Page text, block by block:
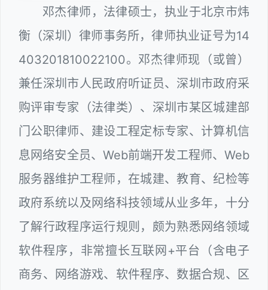
邓杰律师，法律硕士，执业于北京市炜
衡（深圳）律师事务所，律师执业证号为14
403201810022100。邓杰律师现（或曾）
兼任深圳市人民政府听证员、深圳市政府采
购评审专家（法律类）、深圳市某区城建部
门公职律师、建设工程定标专家、计算机信
息网络安全员、Web前端开发工程师、Web
服务器维护工程师，在城建、教育、纪检等
政府系统以及网络科技领域从业多年，十分
了解行政程序运行规则，颇为熟悉网络领域
软件程序，非常擅长互联网+平台（含电子
商务、网络游戏、软件程序、数据合规、区